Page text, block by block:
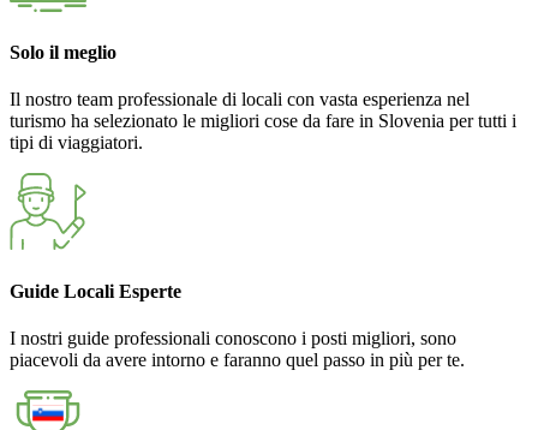
Solo il meglio
Il nostro team professionale di locali con vasta esperienza nel
turismo ha selezionato le migliori cose da fare in Slovenia per tutti i
tipi di viaggiatori.
Guide Locali Esperte
I nostri guide professionali conoscono i posti migliori, sono
piacevoli da avere intorno e faranno quel passo in più per te.